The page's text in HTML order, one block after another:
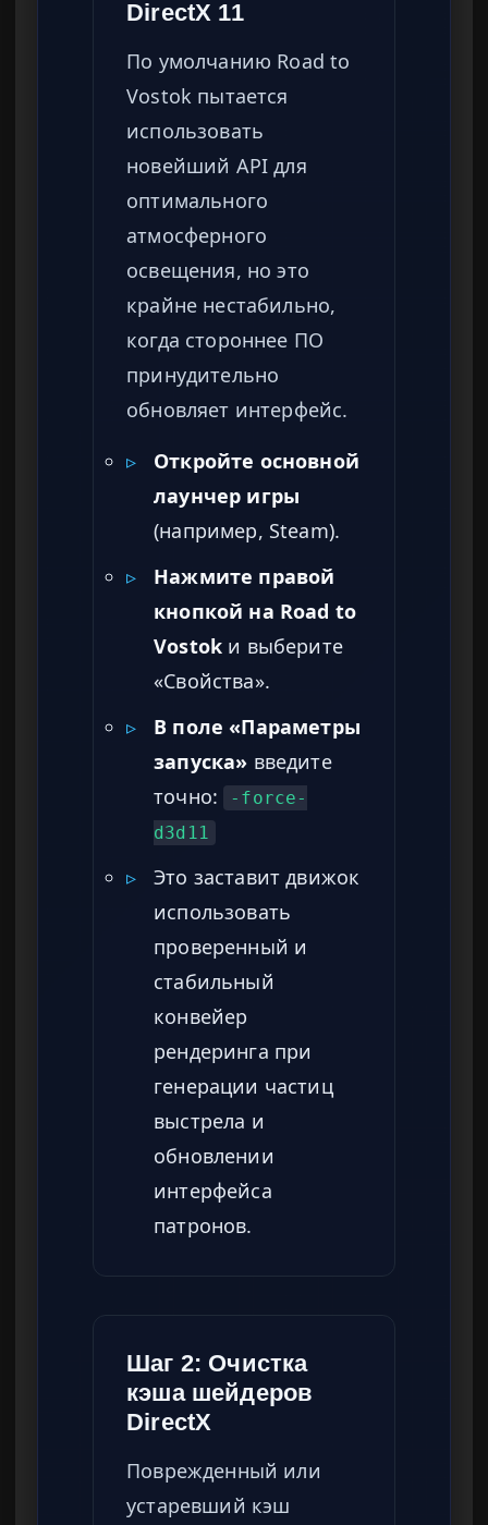
DirectX 11
По умолчанию Road to
Vostok пытается
использовать
новейший API для
оптимального
атмосферного
освещения, но это
крайне нестабильно,
когда стороннее ПО
принудительно
обновляет интерфейс.
▹
Откройте основной
лаунчер игры
(например, Steam).
▹
Нажмите правой
кнопкой на Road to
Vostok и выберите
«Свойства».
▹
В поле «Параметры
запуска» введите
точно:
-force-
d3d11
▹
Это заставит движок
использовать
проверенный и
стабильный
конвейер
рендеринга при
генерации частиц
выстрела и
обновлении
интерфейса
патронов.
Шаг 2: Очистка
кэша шейдеров
DirectX
Поврежденный или
устаревший кэш